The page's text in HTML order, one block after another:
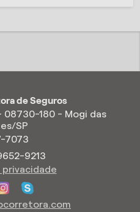
de Seguros
08730-180 - Mogi das
SP
7073
9213